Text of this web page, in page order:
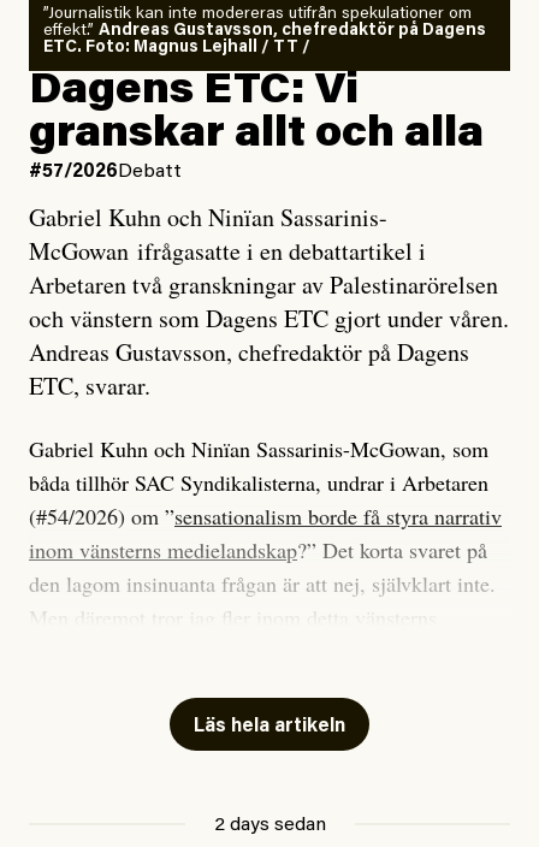
”Journalistik kan inte modereras utifrån spekulationer om
effekt.” Andreas Gustavsson, chefredaktör på Dagens
ETC. Foto: Magnus Lejhall / TT /
Dagens ETC: Vi
granskar allt och alla
#57/2026 Debatt
Gabriel Kuhn och Ninïan Sassarinis-
McGowan ifrågasatte i en debattartikel i
Arbetaren två granskningar av Palestinarörelsen
och vänstern som Dagens ETC gjort under våren.
Andreas Gustavsson, chefredaktör på Dagens
ETC, svarar.
Gabriel Kuhn och Ninïan Sassarinis-McGowan, som
båda tillhör SAC Syndikalisterna, undrar i Arbetaren
(#54/2026) om ”sensationalism borde få styra narrativ
inom vänsterns medielandskap?” Det korta svaret på
den lagom insinuanta frågan är att nej, självklart inte.
Men däremot tror jag fler inom detta vänsterns
journalistik som vänder sig till många snarare än att
jaga inbördes beundran. Det har i alla fall fungerat för
Läs hela artikeln
2 days sedan